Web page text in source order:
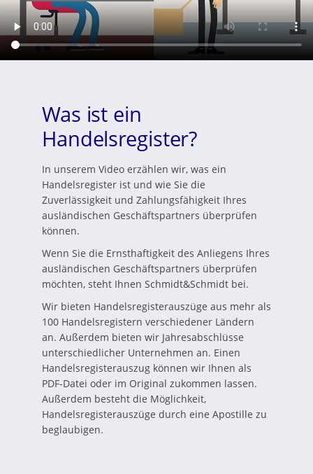
Was ist ein
Handelsregister?
In unserem Video erzählen wir, was ein
Handelsregister ist und wie Sie die
Zuverlässigkeit und Zahlungsfähigkeit Ihres
ausländischen Geschäftspartners überprüfen
können.
Wenn Sie die Ernsthaftigkeit des Anliegens Ihres
ausländischen Geschäftspartners überprüfen
möchten, steht Ihnen Schmidt&Schmidt bei.
Wir bieten Handelsregisterauszüge aus mehr als
100 Handelsregistern verschiedener Ländern
an. Außerdem bieten wir Jahresabschlüsse
unterschiedlicher Unternehmen an. Einen
Handelsregisterauszug können wir Ihnen als
PDF-Datei oder im Original zukommen lassen.
Außerdem besteht die Möglichkeit,
Handelsregisterauszüge durch eine Apostille zu
beglaubigen.